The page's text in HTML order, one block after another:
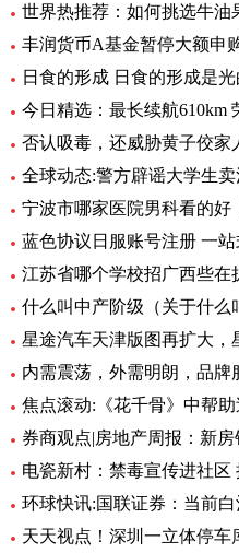
世界热推荐：如何挑选牛油
丰润货币A基金暂停大额申
日食的形成 日食的形成是
宁波市哪家医院男科看的好
蓝色协议日服账号注册 一
江苏省哪个学校招广西些在
星途汽车天津版图再扩大，
电瓷新村：禁毒宣传进社区